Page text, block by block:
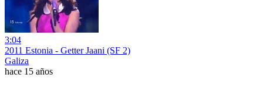
3:04
2011 Estonia - Getter Jaani (SF 2)
Galiza
hace 15 años